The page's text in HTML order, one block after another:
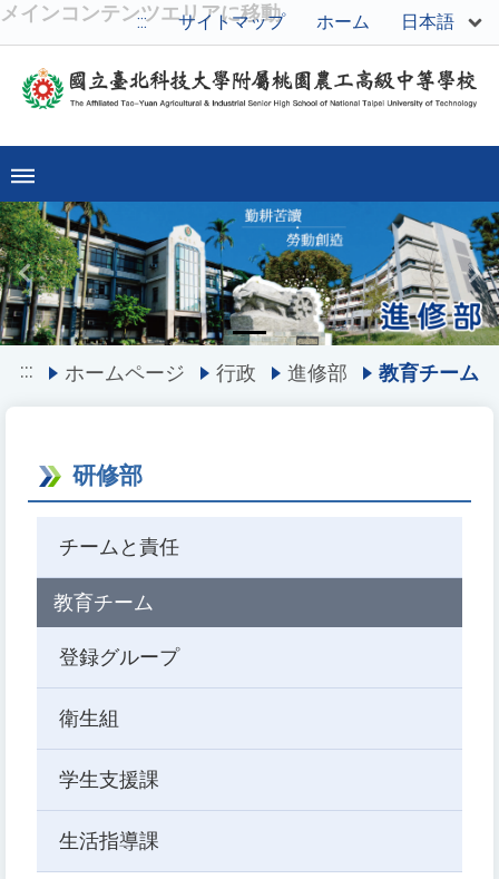
メインコンテンツエリアに移動
::: サイトマップ ホーム 日本語
Previous
::: ホームページ 行政 進修部 教育チーム
研修部
チームと責任
教育チーム
登録グループ
衛生組
学生支援課
生活指導課